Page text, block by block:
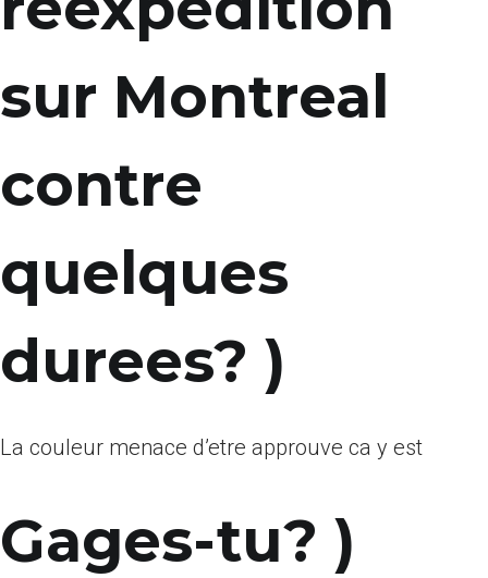
sur Montreal
contre
quelques
durees? )
La couleur menace d’etre approuve ca y est
Gages-tu? )